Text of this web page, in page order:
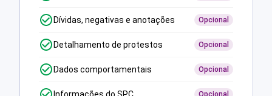
Dívidas, negativas e anotações Opcional
Detalhamento de protestos Opcional
Dados comportamentais Opcional
Opcional